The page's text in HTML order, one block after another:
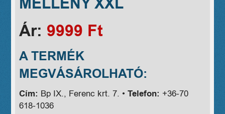
Ár: 9999 Ft
A TERMÉK
MEGVÁSÁROLHATÓ:
Cím: Bp IX., Ferenc krt. 7. •Telefon: +36-70
618-1036